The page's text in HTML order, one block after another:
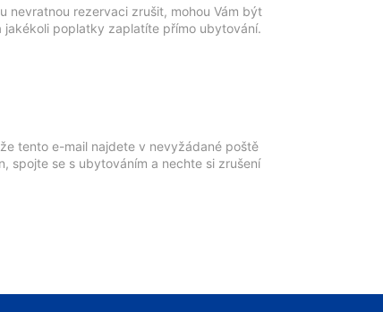
nevratnou rezervaci zrušit, mohou Vám být
poplatky zaplatíte přímo ubytování.
tento e-mail najdete v nevyžádané poště
spojte se s ubytováním a nechte si zrušení